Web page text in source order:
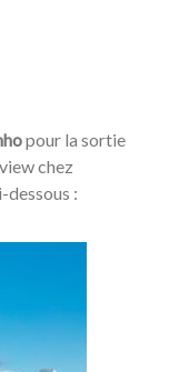
pour la sortie
chez
dessous :